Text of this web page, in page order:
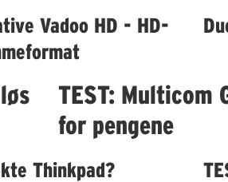
Vadoo HD - HD-
TEST: Multicom
for pengene
Thinkpad?